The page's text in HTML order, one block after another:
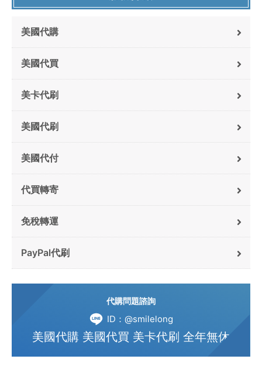
美國代購
美國代買
美卡代刷
美國代刷
美國代付
代買轉寄
免稅轉運
PayPal代刷
代購問題諮詢
ID：@smilelong
美國代購 美國代買 美卡代刷 全年無休